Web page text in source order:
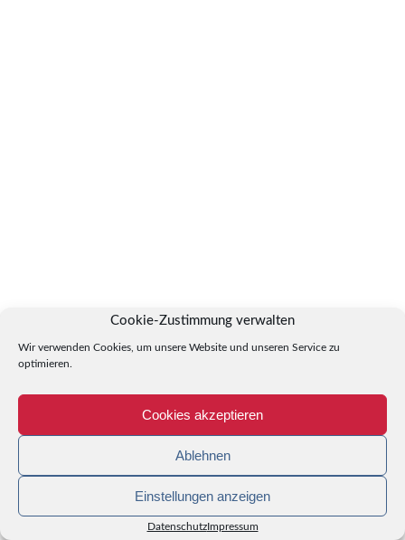
Cookie-Zustimmung verwalten
Wir verwenden Cookies, um unsere Website und unseren Service zu
optimieren.
Cookies akzeptieren
Ablehnen
Einstellungen anzeigen
DatenschutzImpressum